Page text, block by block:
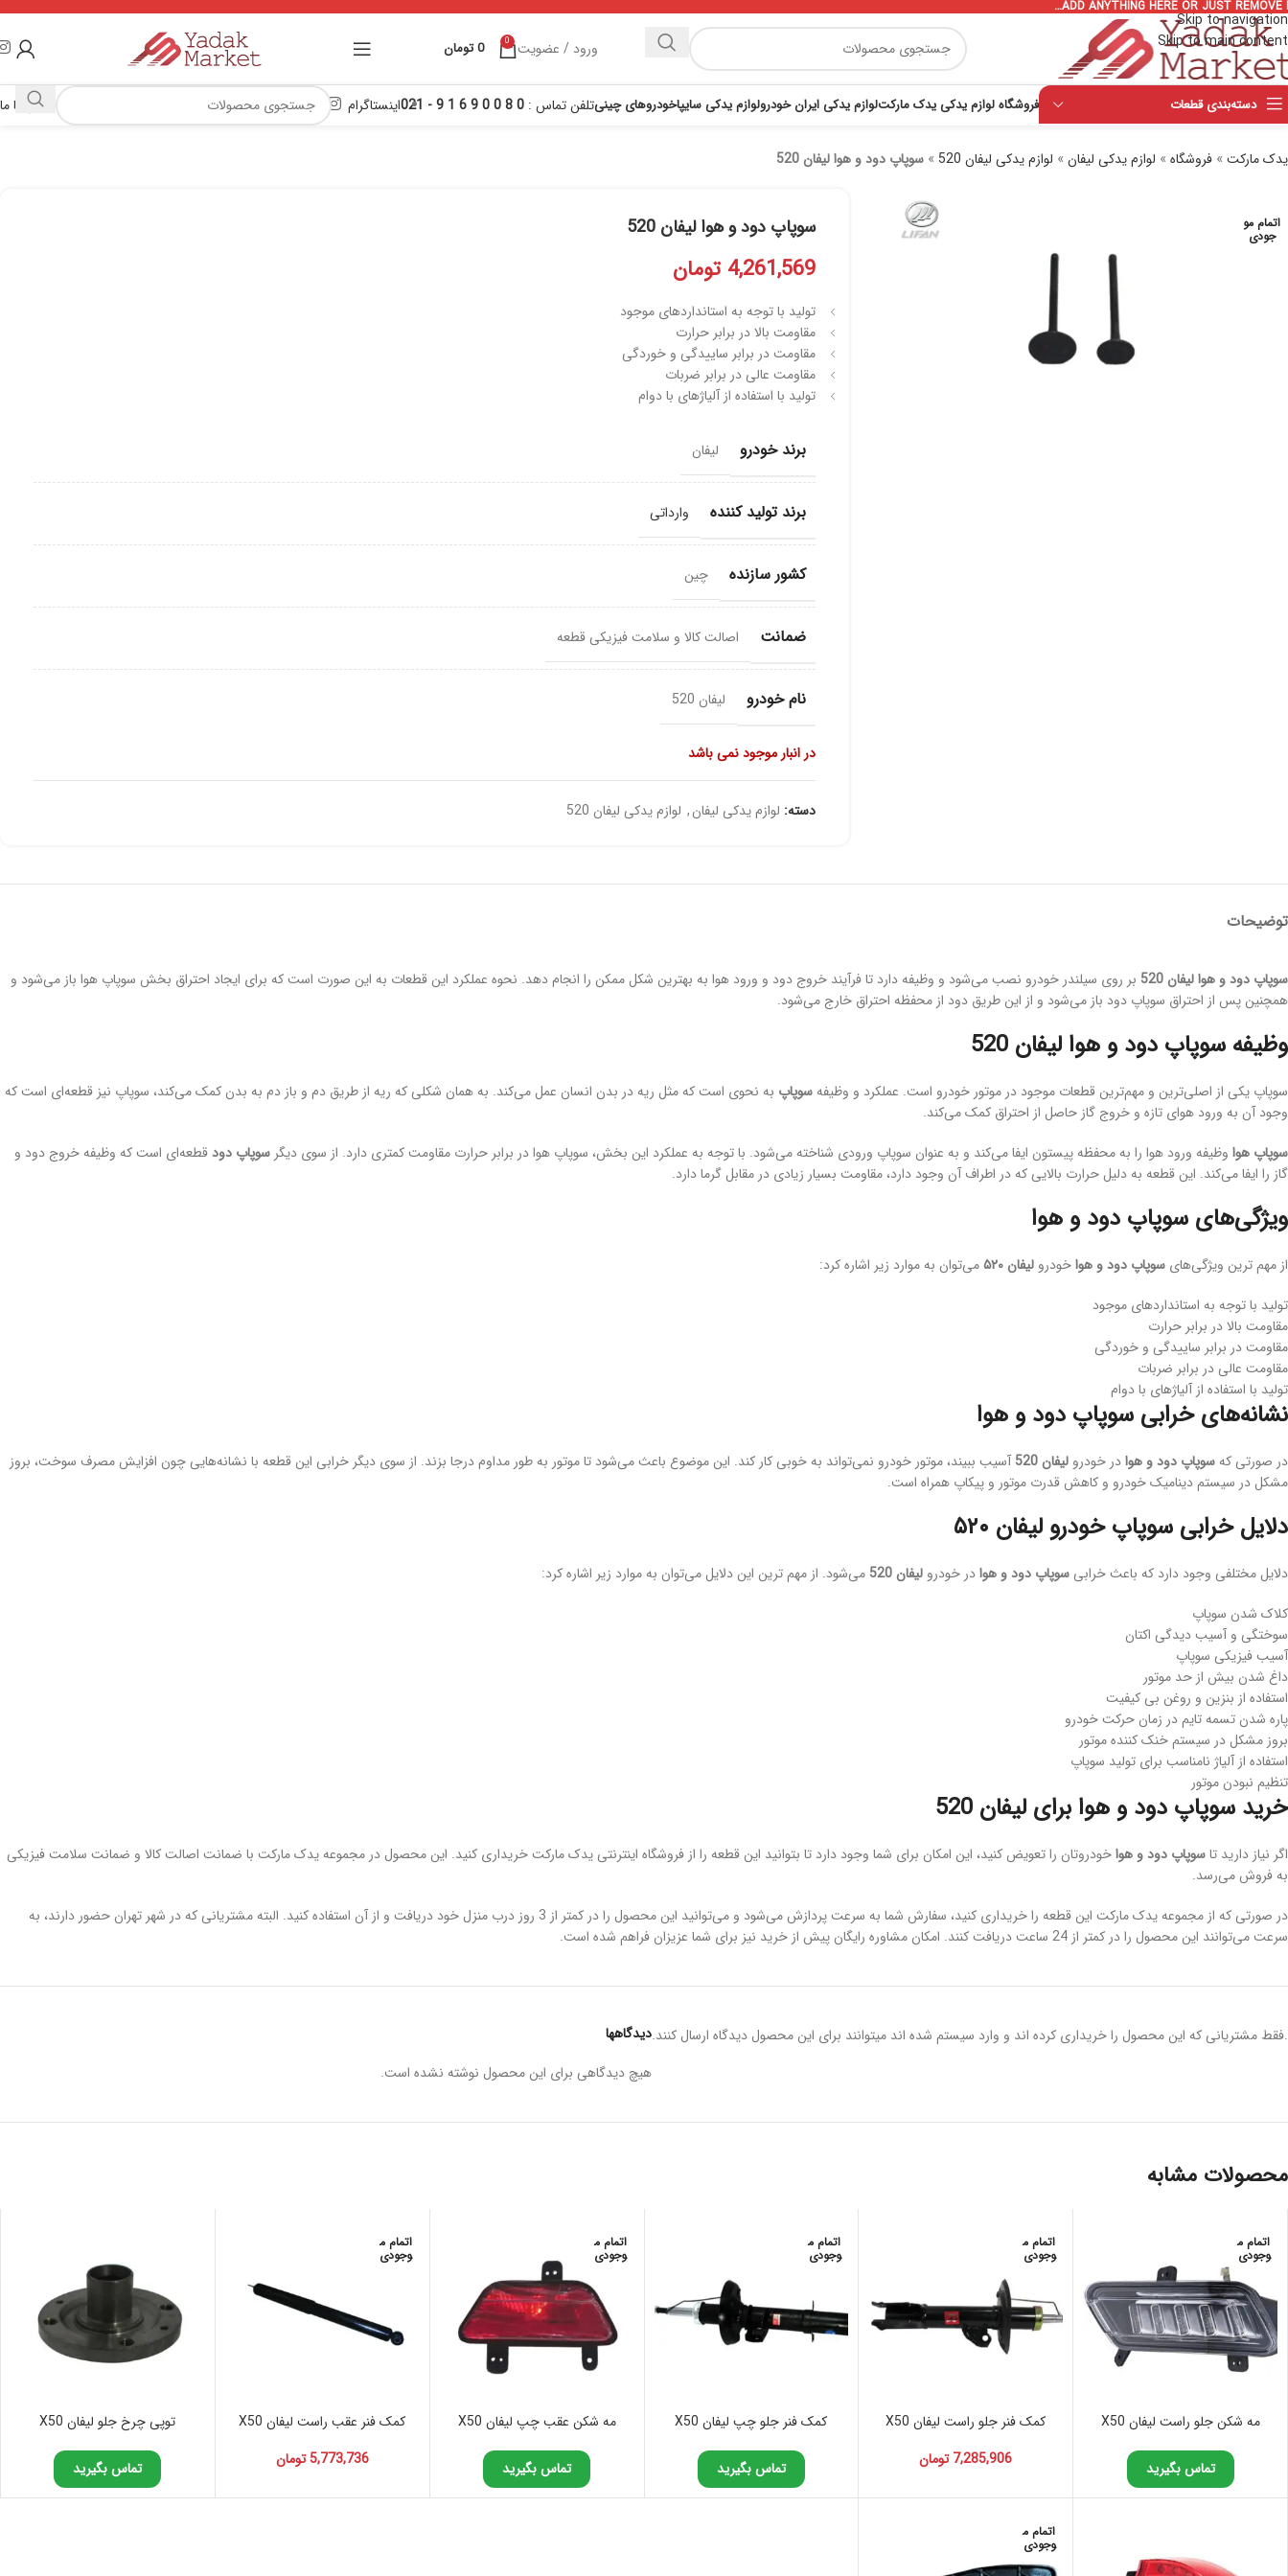
Skip to navigation
Skip to main content
ADD ANYTHING HERE OR JUST REMOVE
ورود / عضویت 0
0 تومان
دسته‌بندی قطعات فروشگاه لوازم یدکی یدک مارکتلوازم یدکی ایران خودرولوازم یدکی سایپاخودروهای چینیتلفن تماس : 0 8 0 0 9 6 1 9 - 021 اینستاگرام تماس با ما
یدک مارکت» فروشگاه» لوازم یدکی لیفان» لوازم یدکی لیفان 520 » سوپاپ دود و هوا لیفان 520
اتمام مو
جودی سوپاپ دود و هوا لیفان 520
4,261,569 تومان
تولید با توجه به استانداردهای موجود
مقاومت بالا در برابر حرارت
مقاومت در برابر ساییدگی و خوردگی
مقاومت عالی در برابر ضربات
تولید با استفاده از آلیاژهای با دوام
برند خودرو لیفان
برند تولید کننده وارداتی
کشور سازنده چین
ضمانت اصالت کالا و سلامت فیزیکی قطعه
نام خودرو لیفان 520
در انبار موجود نمی باشد
دسته: لوازم یدکی لیفان, لوازم یدکی لیفان 520
توضیحات
سوپاپ دود و هوا لیفان 520
بر روی سیلندر خودرو نصب می‌شود و وظیفه دارد تا فرآیند خروج دود و ورود هوا به بهترین شکل ممکن را انجام دهد. نحوه عملکرد این قطعات به این صورت است که برای ایجاد احتراق بخش سوپاپ هوا باز می‌شود و
همچنین پس از احتراق سوپاپ دود باز می‌شود و از این طریق دود از محفظه احتراق خارج می‌شود.
وظیفه سوپاپ دود و هوا لیفان 520
سوپاپ یکی از اصلی‌ترین و مهم‌ترین قطعات موجود در موتور خودرو است. عملکرد و وظیفهسوپاپ به نحوی است که مثل ریه در بدن انسان عمل می‌کند. به همان شکلی که ریه از طریق دم و باز دم به بدن کمک می‌کند، سوپاپ نیز قطعه‌ای است که
وجود آن به ورود هوای تازه و خروج گاز حاصل از احتراق کمک می‌کند.
سوپاپ هوا وظیفه ورود هوا را به محفظه پیستون ایفا می‌کند و به عنوان سوپاپ ورودی شناخته می‌شود. با توجه به عملکرد این بخش، سوپاپ هوا در برابر حرارت مقاومت کمتری دارد. از سوی دیگر سوپاپ دودقطعه‌ای است که وظیفه خروج دود و
گاز را ایفا می‌کند. این قطعه به دلیل حرارت بالایی که در اطراف آن وجود دارد، مقاومت بسیار زیادی در مقابل گرما دارد.
ویژگی‌های سوپاپ دود و هوا
از مهم ترین ویژگی‌های سوپاپ دود و هواخودرو لیفان ۵۲۰
می‌توان به موارد زیر اشاره کرد:
تولید با توجه به استانداردهای موجود
مقاومت بالا در برابر حرارت
مقاومت در برابر ساییدگی و خوردگی
مقاومت عالی در برابر ضربات
تولید با استفاده از آلیاژهای با دوام
نشانه‌های خرابی سوپاپ دود و هوا
در صورتی کهسوپاپ دود و هوادر خودرو لیفان 520
آسیب ببیند، موتور خودرو نمی‌تواند به خوبی کار کند. این موضوع باعث می‌شود تا موتور به طور مداوم درجا بزند. از سوی دیگر خرابی این قطعه با نشانه‌هایی چون افزایش مصرف سوخت، بروز
مشکل در سیستم دینامیک خودرو و کاهش قدرت موتور و پیکاپ همراه است.
دلایل خرابی سوپاپ خودرو لیفان ۵۲۰
دلایل مختلفی وجود دارد که باعث خرابی سوپاپ دود و هوادر خودرو لیفان 520
می‌شود. از مهم ترین این دلایل می‌توان به موارد زیر اشاره کرد:
کلاک شدن سوپاپ
سوختگی و آسیب دیدگی اکتان
آسیب فیزیکی سوپاپ
داغ شدن بیش از حد موتور
استفاده از بنزین و روغن بی کیفیت
پاره شدن تسمه تایم در زمان حرکت خودرو
بروز مشکل در سیستم خنک کننده موتور
استفاده از آلیاژ نامناسب برای تولید سوپاپ
تنظیم نبودن موتور
خرید سوپاپ دود و هوا برای لیفان 520
اگر نیاز دارید تاسوپاپ دود و هواخودروتان را تعویض کنید، این امکان برای شما وجود دارد تا بتوانید این قطعه را از فروشگاه اینترنتی یدک مارکت خریداری کنید. این محصول در مجموعه یدک مارکت با ضمانت اصالت کالا و ضمانت سلامت فیزیکی
به فروش می‌رسد.
در صورتی که از مجموعه یدک مارکت این قطعه را خریداری کنید، سفارش شما به سرعت پردازش می‌شود و می‌توانید این محصول را در کمتر از 3 روز درب منزل خود دریافت و از آن استفاده کنید. البته مشتریانی که در شهر تهران حضور دارند، به
سرعت می‌توانند این محصول را در کمتر از 24 ساعت دریافت کنند. امکان مشاوره رایگان پیش از خرید نیز برای شما عزیزان فراهم شده است.
دیدگاهها
هیچ دیدگاهی برای این محصول نوشته نشده است.
.فقط مشتریانی که این محصول را خریداری کرده اند و وارد سیستم شده اند میتوانند برای این محصول دیدگاه ارسال کنند.
محصولات مشابه
اتمام م
وجودی
مه شکن جلو راست لیفان X50
تماس بگیرید
اتمام م
وجودی
کمک فنر جلو راست لیفان X50
7,285,906 تومان
اتمام م
وجودی
کمک فنر جلو چپ لیفان X50
تماس بگیرید
اتمام م
وجودی
مه شکن عقب چپ لیفان X50
تماس بگیرید
اتمام م
وجودی
کمک فنر عقب راست لیفان X50
5,773,736 تومان
توپی چرخ جلو لیفان X50
تماس بگیرید
اتمام م
وجودی